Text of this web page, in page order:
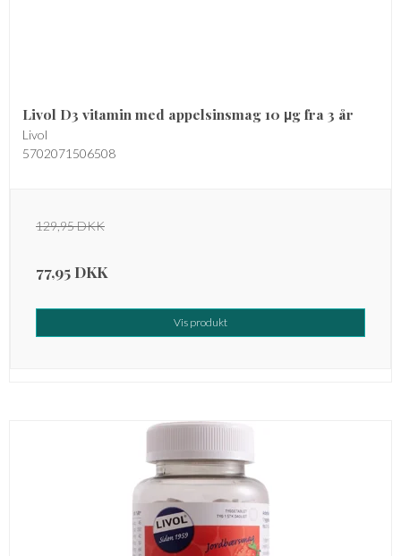
Livol D3 vitamin med appelsinsmag 10 µg fra 3 år
Livol
5702071506508
129,95 DKK
77,95 DKK
Vis produkt